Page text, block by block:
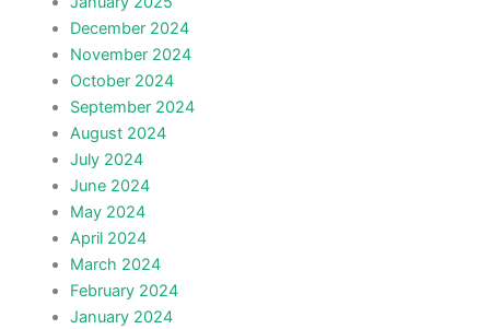
December 2024
November 2024
October 2024
September 2024
August 2024
July 2024
June 2024
May 2024
April 2024
March 2024
February 2024
January 2024